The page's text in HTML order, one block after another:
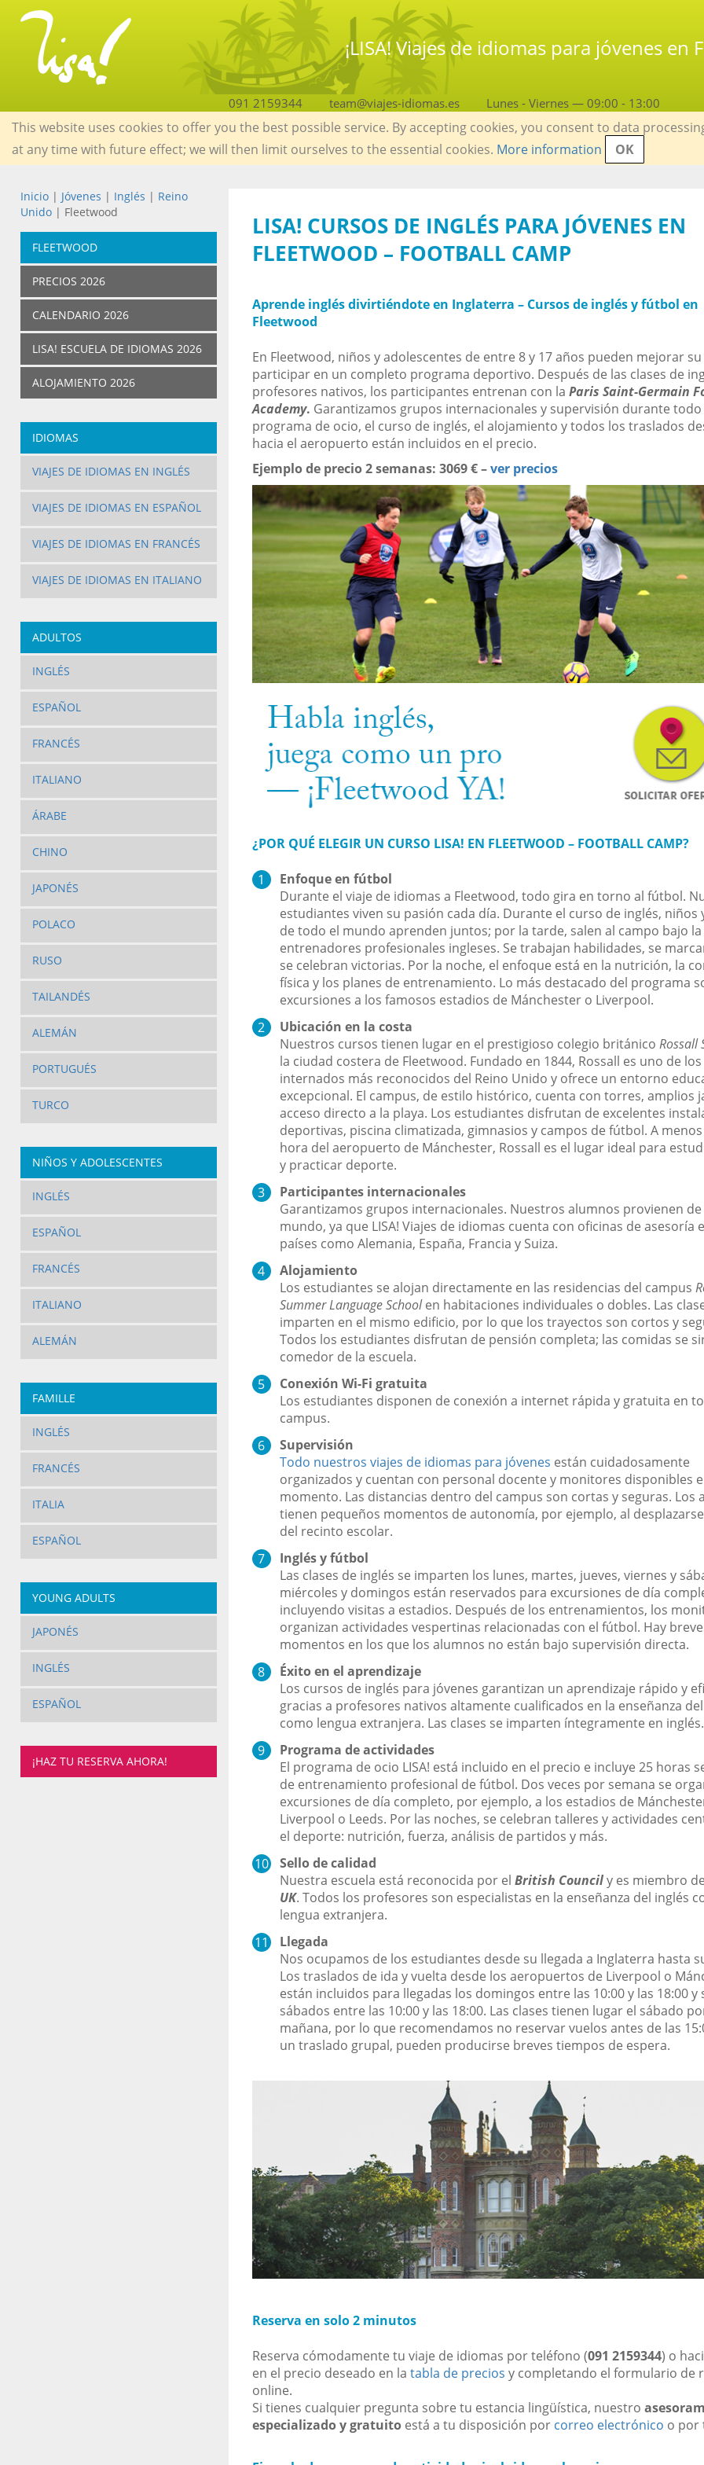
¡LISA! Viajes de idiomas para jóvenes
091 2159344 team@viajes-idiomas.es Lunes - Viernes — 09:00 - 13:00
This website uses cookies to offer you the best possible service. By accepting cookies, you consent to data
at any time with future effect; we will then limit ourselves to the essential cookies. More information OK
Inicio| Jóvenes | Inglés | Reino
Unido| Fleetwood
FLEETWOOD
PRECIOS 2026
CALENDARIO 2026
LISA! ESCUELA DE IDIOMAS 2026
ALOJAMIENTO 2026
IDIOMAS
VIAJES DE IDIOMAS EN INGLÉS
VIAJES DE IDIOMAS EN ESPAÑOL
VIAJES DE IDIOMAS EN FRANCÉS
VIAJES DE IDIOMAS EN ITALIANO
ADULTOS
INGLÉS
ESPAÑOL
FRANCÉS
ITALIANO
ÁRABE
CHINO
JAPONÉS
POLACO
RUSO
TAILANDÉS
ALEMÁN
PORTUGUÉS
TURCO
NIÑOS Y ADOLESCENTES
INGLÉS
ESPAÑOL
FRANCÉS
ITALIANO
ALEMÁN
FAMILLE
INGLÉS
FRANCÉS
ITALIA
ESPAÑOL
YOUNG ADULTS
JAPONÉS
INGLÉS
ESPAÑOL
¡HAZ TU RESERVA AHORA!
LISA! CURSOS DE INGLÉS PARA JÓVENES EN
FLEETWOOD – FOOTBALL CAMP
Aprende inglés divirtiéndote en Inglaterra – Cursos de inglés y fútbol en
Fleetwood
En Fleetwood, niños y adolescentes de entre 8 y 17 años pueden mejorar
participar en un completo programa deportivo. Después de las clases de
profesores nativos, los participantes entrenan con la Paris Saint-Germain
Academy. Garantizamos grupos internacionales y supervisión durante todo
programa de ocio, el curso de inglés, el alojamiento y todos los traslados
hacia el aeropuerto están incluidos en el precio.
Ejemplo de precio 2 semanas: 3069 € –ver precios
¿POR QUÉ ELEGIR UN CURSO LISA! EN FLEETWOOD – FOOTBALL CAMP?
Enfoque en fútbol
Durante el viaje de idiomas a Fleetwood, todo gira en torno al fútbol.
estudiantes viven su pasión cada día. Durante el curso de inglés, niños
de todo el mundo aprenden juntos; por la tarde, salen al campo bajo la
entrenadores profesionales ingleses. Se trabajan habilidades, se
se celebran victorias. Por la noche, el enfoque está en la nutrición, la
física y los planes de entrenamiento. Lo más destacado del programa
excursiones a los famosos estadios de Mánchester o Liverpool.
Ubicación en la costa
Nuestros cursos tienen lugar en el prestigioso colegio británico Rossall
la ciudad costera de Fleetwood. Fundado en 1844, Rossall es uno de los
internados más reconocidos del Reino Unido y ofrece un entorno
excepcional. El campus, de estilo histórico, cuenta con torres, amplios
acceso directo a la playa. Los estudiantes disfrutan de excelentes
deportivas, piscina climatizada, gimnasios y campos de fútbol. A
hora del aeropuerto de Mánchester, Rossall es el lugar ideal para
y practicar deporte.
Participantes internacionales
Garantizamos grupos internacionales. Nuestros alumnos provienen
mundo, ya que LISA! Viajes de idiomas cuenta con oficinas de asesoría
países como Alemania, España, Francia y Suiza.
Alojamiento
Los estudiantes se alojan directamente en las residencias del campus
Summer Language Schoolen habitaciones individuales o dobles. Las
imparten en el mismo edificio, por lo que los trayectos son cortos y
Todos los estudiantes disfrutan de pensión completa; las comidas se
comedor de la escuela.
Conexión Wi-Fi gratuita
Los estudiantes disponen de conexión a internet rápida y gratuita en
campus.
Supervisión
Todo nuestros viajes de idiomas para jóvenes están cuidadosamente
organizados y cuentan con personal docente y monitores disponibles
momento. Las distancias dentro del campus son cortas y seguras. Los
tienen pequeños momentos de autonomía, por ejemplo, al
del recinto escolar.
Inglés y fútbol
Las clases de inglés se imparten los lunes, martes, jueves, viernes y
miércoles y domingos están reservados para excursiones de día
incluyendo visitas a estadios. Después de los entrenamientos, los
organizan actividades vespertinas relacionadas con el fútbol. Hay
momentos en los que los alumnos no están bajo supervisión directa.
Éxito en el aprendizaje
Los cursos de inglés para jóvenes garantizan un aprendizaje rápido y
gracias a profesores nativos altamente cualificados en la enseñanza
como lengua extranjera. Las clases se imparten íntegramente en inglés.
Programa de actividades
El programa de ocio LISA! está incluido en el precio e incluye 25 horas
de entrenamiento profesional de fútbol. Dos veces por semana se
excursiones de día completo, por ejemplo, a los estadios de
Liverpool o Leeds. Por las noches, se celebran talleres y actividades
el deporte: nutrición, fuerza, análisis de partidos y más.
Sello de calidad
Nuestra escuela está reconocida por el British Councily es miembro
UK. Todos los profesores son especialistas en la enseñanza del inglés
lengua extranjera.
Llegada
Nos ocupamos de los estudiantes desde su llegada a Inglaterra hasta
Los traslados de ida y vuelta desde los aeropuertos de Liverpool o
están incluidos para llegadas los domingos entre las 10:00 y las 18:00 y
sábados entre las 10:00 y las 18:00. Las clases tienen lugar el sábado
mañana, por lo que recomendamos no reservar vuelos antes de las
un traslado grupal, pueden producirse breves tiempos de espera.
Reserva en solo 2 minutos
Reserva cómodamente tu viaje de idiomas por teléfono (091 2159344) o
en el precio deseado en la tabla de precios y completando el formulario de
online.
Si tienes cualquier pregunta sobre tu estancia lingüística, nuestro
especializado y gratuitoestá a tu disposición por correo electrónico o por